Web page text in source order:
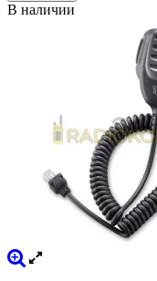
В наличии